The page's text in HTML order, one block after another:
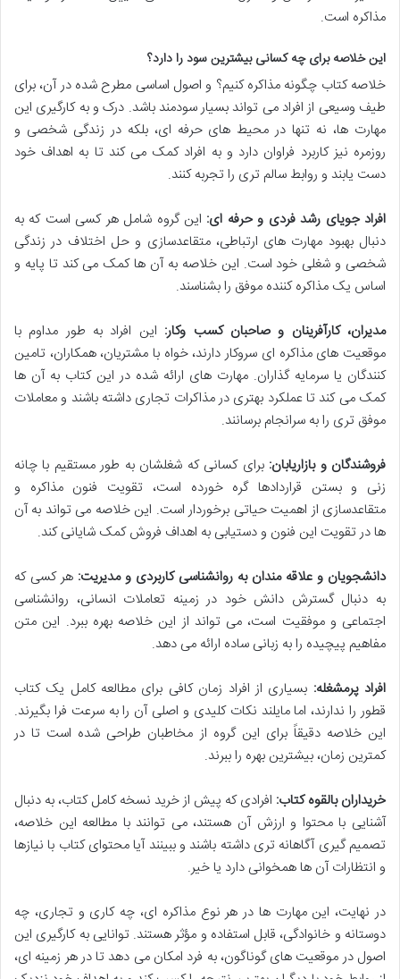
مذاکره است.
این خلاصه برای چه کسانی بیشترین سود را دارد؟
خلاصه کتاب چگونه مذاکره کنیم؟ و اصول اساسی مطرح شده در آن، برای
طیف وسیعی از افراد می تواند بسیار سودمند باشد. درک و به کارگیری این
مهارت ها، نه تنها در محیط های حرفه ای، بلکه در زندگی شخصی و
روزمره نیز کاربرد فراوان دارد و به افراد کمک می کند تا به اهداف خود
دست یابند و روابط سالم تری را تجربه کنند.
افراد جویای رشد فردی و حرفه ای: این گروه شامل هر کسی است که به
دنبال بهبود مهارت های ارتباطی، متقاعدسازی و حل اختلاف در زندگی
شخصی و شغلی خود است. این خلاصه به آن ها کمک می کند تا پایه و
اساس یک مذاکره کننده موفق را بشناسند.
مدیران، کارآفرینان و صاحبان کسب وکار: این افراد به طور مداوم با
موقعیت های مذاکره ای سروکار دارند، خواه با مشتریان، همکاران، تامین
کنندگان یا سرمایه گذاران. مهارت های ارائه شده در این کتاب به آن ها
کمک می کند تا عملکرد بهتری در مذاکرات تجاری داشته باشند و معاملات
موفق تری را به سرانجام برسانند.
فروشندگان و بازاریابان: برای کسانی که شغلشان به طور مستقیم با چانه
زنی و بستن قراردادها گره خورده است، تقویت فنون مذاکره و
متقاعدسازی از اهمیت حیاتی برخوردار است. این خلاصه می تواند به آن
ها در تقویت این فنون و دستیابی به اهداف فروش کمک شایانی کند.
دانشجویان و علاقه مندان به روانشناسی کاربردی و مدیریت: هر کسی که
به دنبال گسترش دانش خود در زمینه تعاملات انسانی، روانشناسی
اجتماعی و موفقیت است، می تواند از این خلاصه بهره ببرد. این متن
مفاهیم پیچیده را به زبانی ساده ارائه می دهد.
افراد پرمشغله: بسیاری از افراد زمان کافی برای مطالعه کامل یک کتاب
قطور را ندارند، اما مایلند نکات کلیدی و اصلی آن را به سرعت فرا بگیرند.
این خلاصه دقیقاً برای این گروه از مخاطبان طراحی شده است تا در
کمترین زمان، بیشترین بهره را ببرند.
خریداران بالقوه کتاب: افرادی که پیش از خرید نسخه کامل کتاب، به دنبال
آشنایی با محتوا و ارزش آن هستند، می توانند با مطالعه این خلاصه،
تصمیم گیری آگاهانه تری داشته باشند و ببینند آیا محتوای کتاب با نیازها
و انتظارات آن ها همخوانی دارد یا خیر.
در نهایت، این مهارت ها در هر نوع مذاکره ای، چه کاری و تجاری، چه
دوستانه و خانوادگی، قابل استفاده و مؤثر هستند. توانایی به کارگیری این
اصول در موقعیت های گوناگون، به فرد امکان می دهد تا در هر زمینه ای،